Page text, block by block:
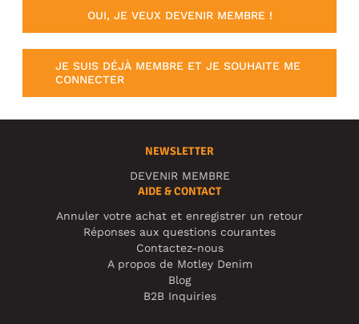
OUI, JE VEUX DEVENIR MEMBRE !
JE SUIS DÉJÀ MEMBRE ET JE SOUHAITE ME
CONNECTER
NEWSLETTER
DEVENIR MEMBRE
AIDE & CONTACT
Annuler votre achat et enregistrer un retour
Réponses aux questions courantes
Contactez-nous
A propos de Motley Denim
Blog
B2B Inquiries